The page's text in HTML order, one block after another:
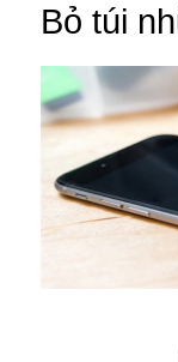
Bỏ túi
nguồn
nguồn